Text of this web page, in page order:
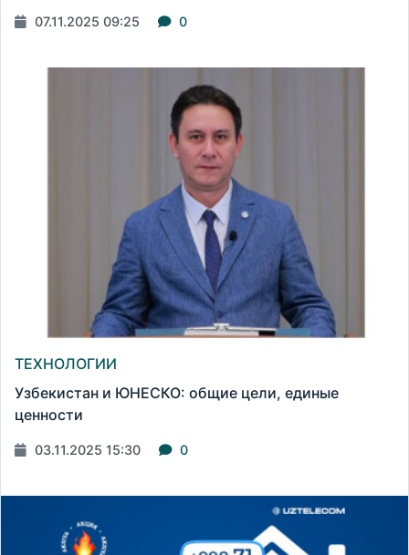
07.11.2025 09:25 0
ТЕХНОЛОГИИ
Узбекистан и ЮНЕСКО: общие цели, единые
ценности
03.11.2025 15:30 0